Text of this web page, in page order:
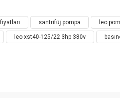
Pompa Uygulaması:
santrifüj pompa leo
leo xst40-125/22 3hp 380v